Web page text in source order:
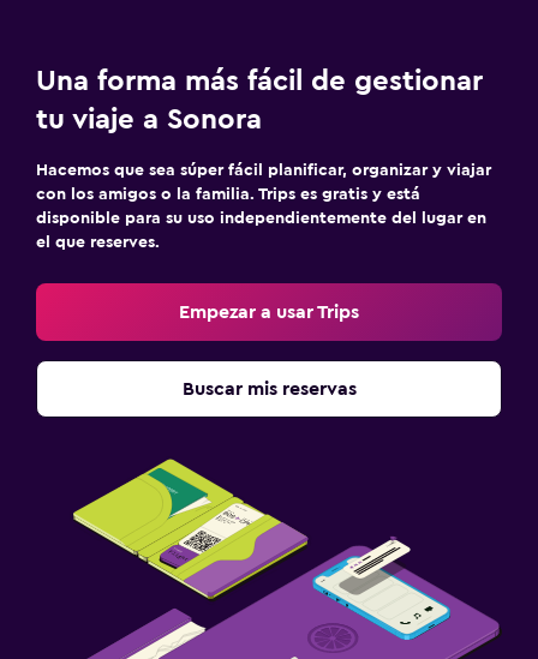
Una forma más fácil de gestionar
tu viaje a Sonora
Hacemos que sea súper fácil planificar, organizar y viajar
con los amigos o la familia. Trips es gratis y está
disponible para su uso independientemente del lugar en
el que reserves.
Empezar a usar Trips
Buscar mis reservas